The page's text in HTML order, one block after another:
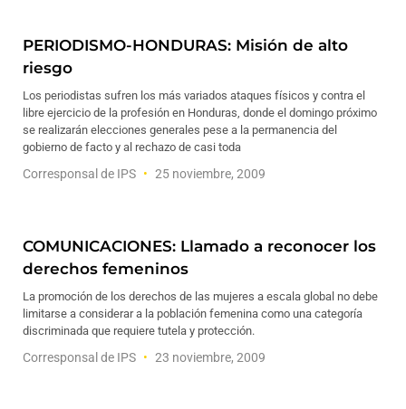
PERIODISMO-HONDURAS: Misión de alto
riesgo
Los periodistas sufren los más variados ataques físicos y contra el
libre ejercicio de la profesión en Honduras, donde el domingo próximo
se realizarán elecciones generales pese a la permanencia del
gobierno de facto y al rechazo de casi toda
Corresponsal de IPS 25 noviembre, 2009
COMUNICACIONES: Llamado a reconocer los
derechos femeninos
La promoción de los derechos de las mujeres a escala global no debe
limitarse a considerar a la población femenina como una categoría
discriminada que requiere tutela y protección.
Corresponsal de IPS 23 noviembre, 2009